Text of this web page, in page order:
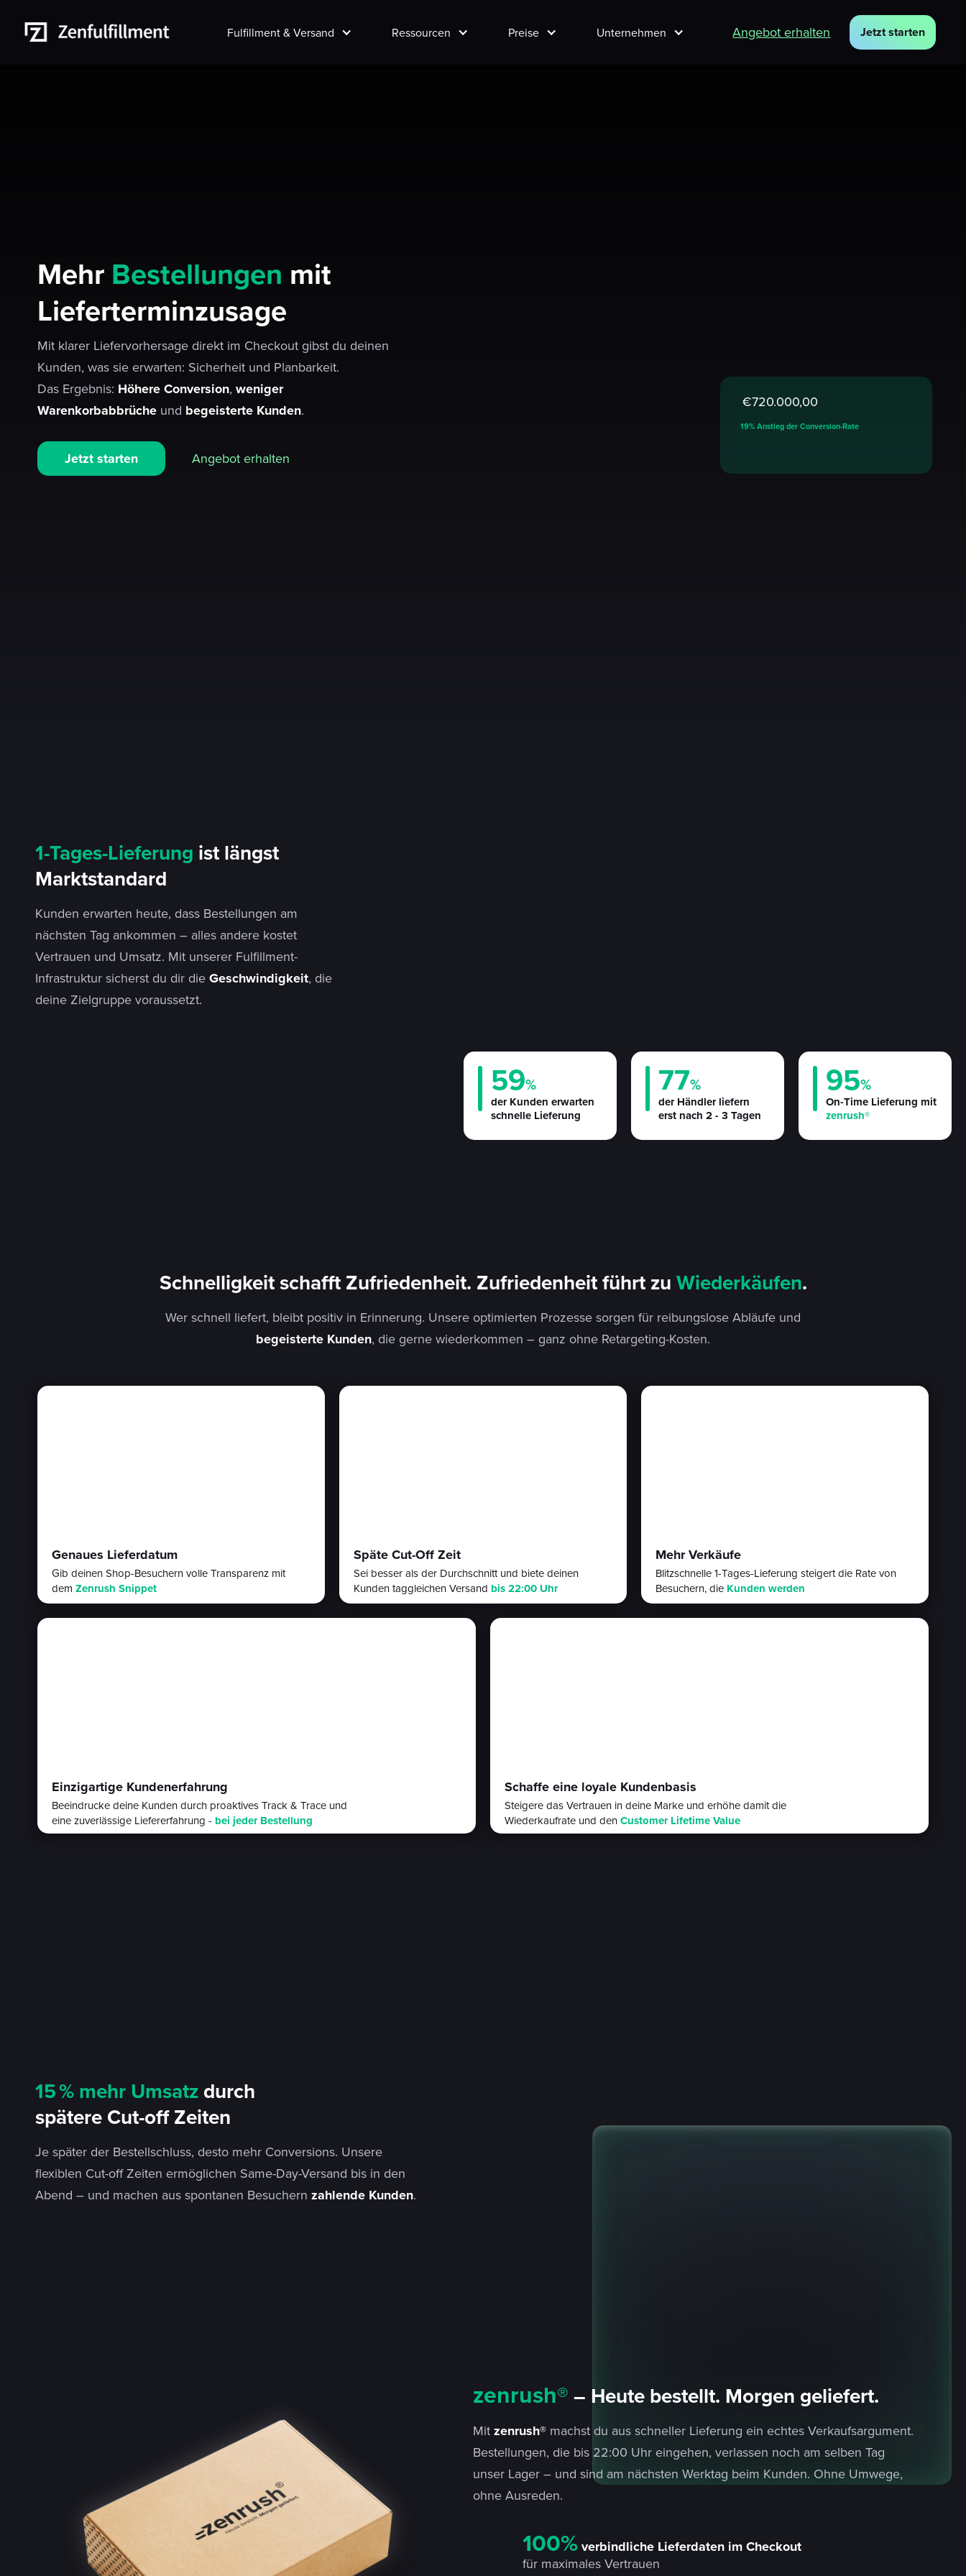
Fulfillment & Versand Ressourcen Preise Unternehmen Angebot erhalten Jetzt starten
Mehr Bestellungen mit
Lieferterminzusage
Mit klarer Liefervorhersage direkt im Checkout gibst du deinen
Kunden, was sie erwarten: Sicherheit und Planbarkeit.
Das Ergebnis: HöhereConversion, weniger
Warenkorbabbrüche und begeisterte Kunden.
Jetzt starten Angebot erhalten
€720.000,00
19% Anstieg der Conversion-Rate
1-Tages-Lieferung ist längst
Marktstandard
Kunden erwarten heute, dass Bestellungen am
nächsten Tag ankommen – alles andere kostet
Vertrauen und Umsatz. Mit unserer Fulfillment-
Infrastruktur sicherst du dir die Geschwindigkeit, die
deine Zielgruppe voraussetzt.
59%
der Kunden erwarten
schnelle Lieferung
77%
der Händler liefern
erst nach 2 - 3 Tagen
95%
On-Time Lieferung mit
zenrush®
Schnelligkeit schafft Zufriedenheit. Zufriedenheit führt zu Wiederkäufen.
Wer schnell liefert, bleibt positiv in Erinnerung. Unsere optimierten Prozesse sorgen für reibungslose Abläufe und
begeisterte Kunden, die gerne wiederkommen – ganz ohne Retargeting-Kosten.
Genaues Lieferdatum
Gib deinen Shop-Besuchern volle Transparenz mit
dem Zenrush Snippet
Späte Cut-Off Zeit
Sei besser als der Durchschnitt und biete deinen
Kunden taggleichen Versand bis 22:00 Uhr
Mehr Verkäufe
Blitzschnelle 1-Tages-Lieferung steigert die Rate von
Besuchern, die Kunden werden
Einzigartige Kundenerfahrung
Beeindrucke deine Kunden durch proaktives Track & Trace und
eine zuverlässige Liefererfahrung - bei jeder Bestellung
Schaffe eine loyale Kundenbasis
Steigere das Vertrauen in deine Marke und erhöhe damit die
Wiederkaufrate und denCustomer Lifetime Value
15 % mehr Umsatz durch
spätere Cut-off Zeiten
Je später der Bestellschluss, desto mehr Conversions. Unsere
flexiblen Cut-off Zeiten ermöglichen Same-Day-Versand bis in den
Abend – und machen aus spontanen Besuchern zahlende Kunden.
zenrush® – Heute bestellt. Morgen geliefert.
Mit zenrush®machst du aus schneller Lieferung ein echtes Verkaufsargument.
Bestellungen, die bis 22:00 Uhr eingehen, verlassen noch am selben Tag
unser Lager – und sind am nächsten Werktag beim Kunden. Ohne Umwege,
ohne Ausreden.
100%verbindliche Lieferdaten im Checkout
für maximales Vertrauen